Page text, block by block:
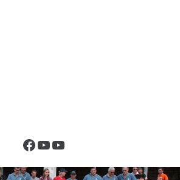
Facebook
YouTube
YouTube